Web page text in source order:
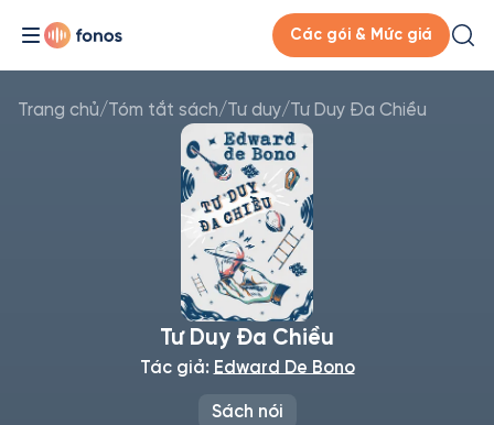
Các gói & Mức giá
Trang chủ/Tóm tắt sách/Tư duy/Tư Duy Đa Chiều
Sách nói
Tư Duy Đa Chiều
Tác giả: Edward De Bono